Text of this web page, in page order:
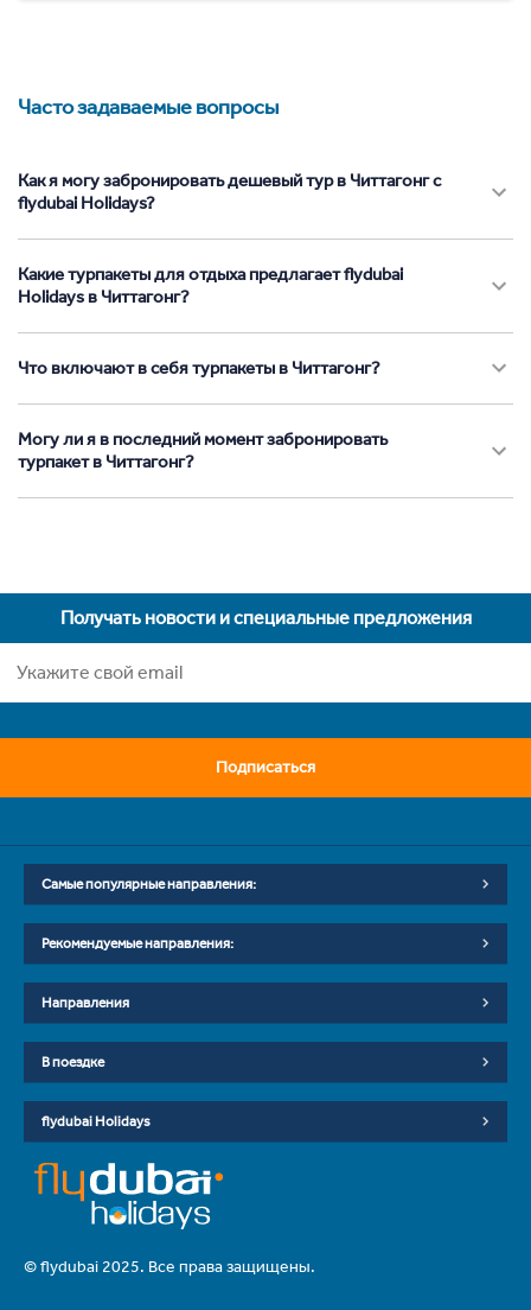
Часто задаваемые вопросы
Как я могу забронировать дешевый тур в Читтагонг с
flydubai Holidays?
Какие турпакеты для отдыха предлагает flydubai
Holidays в Читтагонг?
Что включают в себя турпакеты в Читтагонг?
Могу ли я в последний момент забронировать
турпакет в Читтагонг?
Получать новости и специальные предложения
Подписаться
Самые популярные направления:
Рекомендуемые направления:
Направления
В поездке
flydubai Holidays
© flydubai 2025. Все права защищены.